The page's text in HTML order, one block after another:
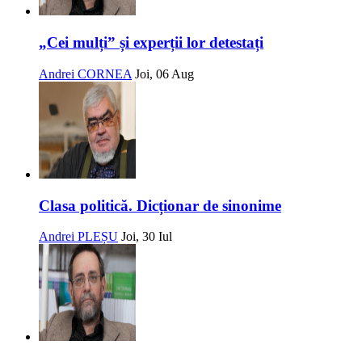
„Cei mulți” și experții lor detestați
Andrei CORNEA Joi, 06 Aug
Clasa politică. Dicționar de sinonime
Andrei PLEȘU Joi, 30 Iul